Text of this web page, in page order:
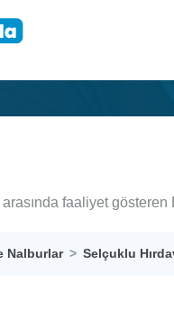
faaliyet
Nalburlar Selçuklu